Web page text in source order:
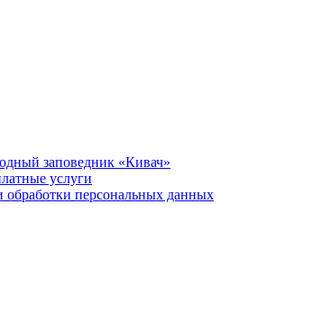
заповедник «Кивач»
услуги
персональных данных